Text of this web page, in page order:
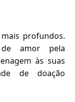
profundos.
amor pela
às suas
de doação